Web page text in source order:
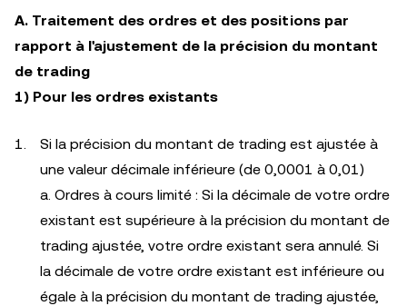
A. Traitement des ordres et des positions par
rapport à l'ajustement de la précision du montant
de trading
1) Pour les ordres existants
Si la précision du montant de trading est ajustée à
une valeur décimale inférieure (de 0,0001 à 0,01)
a. Ordres à cours limité : Si la décimale de votre ordre
existant est supérieure à la précision du montant de
trading ajustée, votre ordre existant sera annulé. Si
la décimale de votre ordre existant est inférieure ou
égale à la précision du montant de trading ajustée,